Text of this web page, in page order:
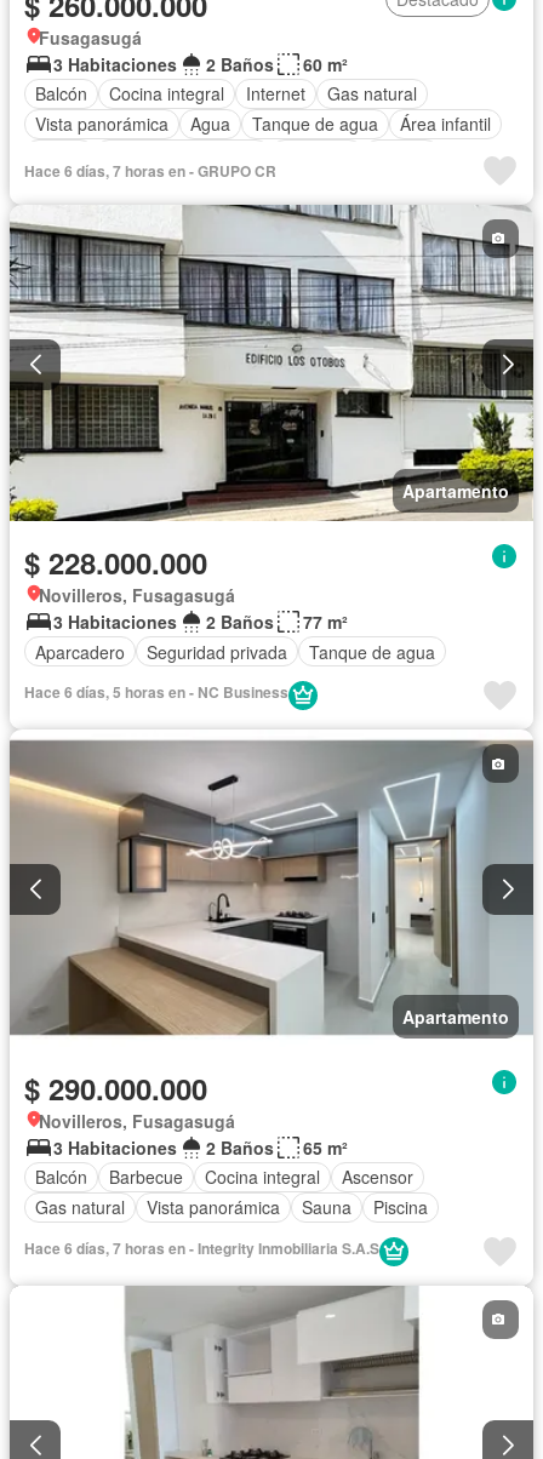
Fusagasugá
3 Habitaciones
2 Baños
60 m²
Balcón
Cocina integral Internet
Gas natural
Vista panorámica
Agua Tanque de agua
Área infantil
Seguridad privada
Hace 6 días, 7 horas en - GRUPO CR
Apartamento
$ 228.000.000
Novilleros, Fusagasugá
3 Habitaciones
2 Baños
77 m²
Aparcadero
Seguridad privada Tanque de agua
Hace 6 días, 5 horas en - NC Business
Apartamento
$ 290.000.000
Novilleros, Fusagasugá
3 Habitaciones
2 Baños
65 m²
Balcón
Barbecue Cocina integral
Ascensor
Gas natural
Vista panorámica Sauna Piscina
Hace 6 días, 7 horas en - Integrity Inmobiliaria S.A.S